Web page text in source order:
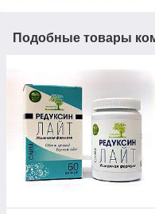
Подобные товары